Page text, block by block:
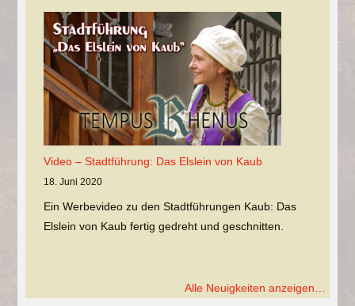
Video – Stadtführung: Das Elslein von Kaub
18. Juni 2020
Ein Werbevideo zu den Stadtführungen Kaub: Das
Elslein von Kaub fertig gedreht und geschnitten.
Alle Neuigkeiten anzeigen…